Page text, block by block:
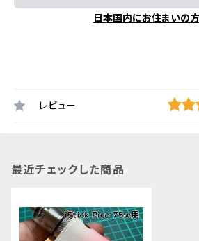
日本国内にお住まいの
レビュー
最近チェックした商品